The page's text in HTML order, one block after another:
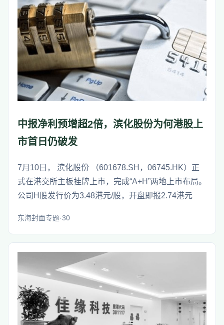
中报净利预增超2倍，滨化股份为何港股上
市首日仍破发
7月10日， 滨化股份 （601678.SH，06745.HK）正
式在港交所主板挂牌上市，完成“A+H”两地上市布局。
公司H股发行价为3.48港元/股，开盘即报2.74港元
东海封面专题·30